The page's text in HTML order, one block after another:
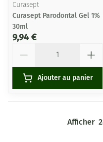
Curasept
Curasept Parodontal Gel 1%
30ml
9,94 €
Ajouter au panier
Afficher